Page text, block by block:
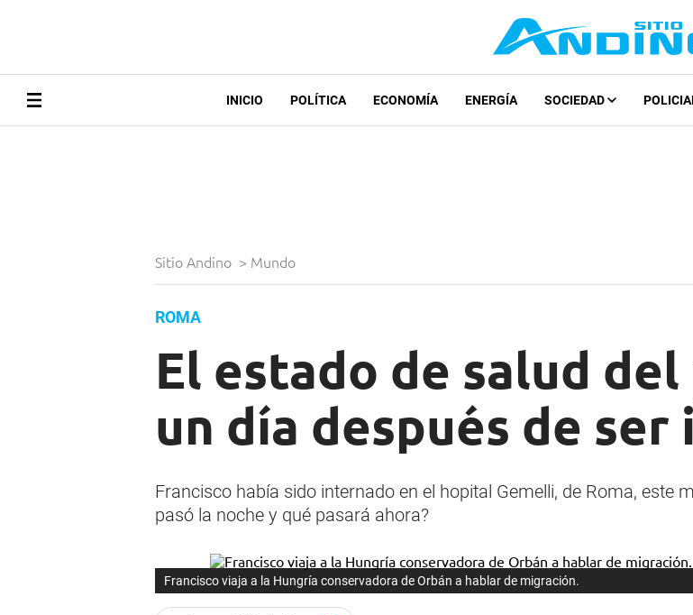
INICIO POLÍTICA ECONOMÍA ENERGÍA SOCIEDAD
Sitio Andino > Mundo
ROMA
El estado de salud del
un día después de
Francisco había sido internado en el hopital Gemelli, de Roma, este
pasó la noche y qué pasará ahora?
Francisco viaja a la Hungría conservadora de Orbán a hablar de migración.